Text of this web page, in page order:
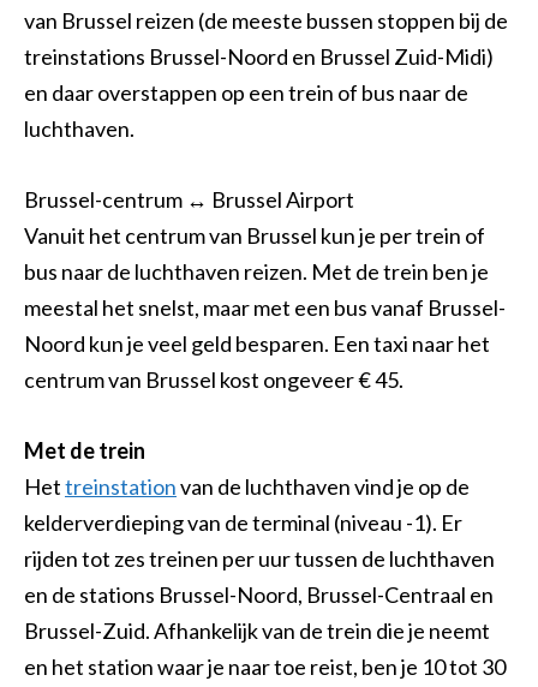
van Brussel reizen (de meeste bussen stoppen bij de
treinstations Brussel-Noord en Brussel Zuid-Midi)
en daar overstappen op een trein of bus naar de
luchthaven.
Brussel-centrum ↔ Brussel Airport
Vanuit het centrum van Brussel kun je per trein of
bus naar de luchthaven reizen. Met de trein ben je
meestal het snelst, maar met een bus vanaf Brussel-
Noord kun je veel geld besparen. Een taxi naar het
centrum van Brussel kost ongeveer € 45.
Met de trein
Hettreinstationvan de luchthaven vind je op de
kelderverdieping van de terminal (niveau -1). Er
rijden tot zes treinen per uur tussen de luchthaven
en de stations Brussel-Noord, Brussel-Centraal en
Brussel-Zuid. Afhankelijk van de trein die je neemt
en het station waar je naar toe reist, ben je 10 tot 30